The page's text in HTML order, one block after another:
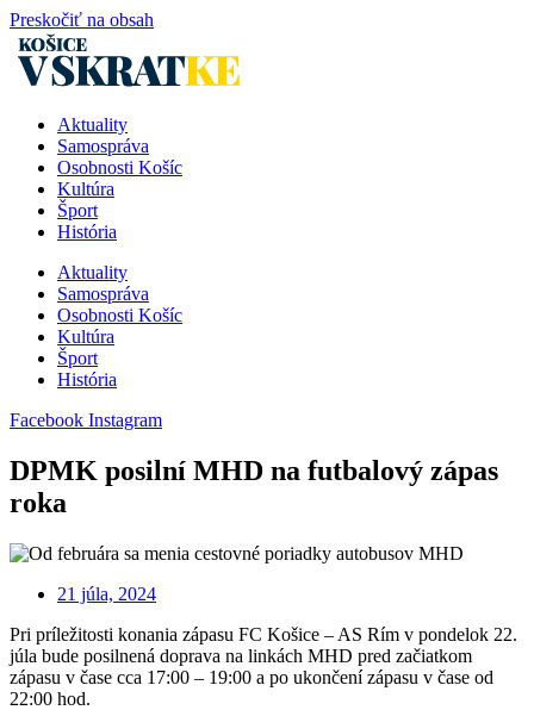
Preskočiť na obsah
Aktuality
Samospráva
Osobnosti Košíc
Kultúra
Šport
História
Aktuality
Samospráva
Osobnosti Košíc
Kultúra
Šport
História
Facebook Instagram
DPMK posilní MHD na futbalový zápas
roka
21 júla, 2024
Pri príležitosti konania zápasu FC Košice – AS Rím v pondelok 22.
júla bude posilnená doprava na linkách MHD pred začiatkom
zápasu v čase cca 17:00 – 19:00 a po ukončení zápasu v čase od
22:00 hod.